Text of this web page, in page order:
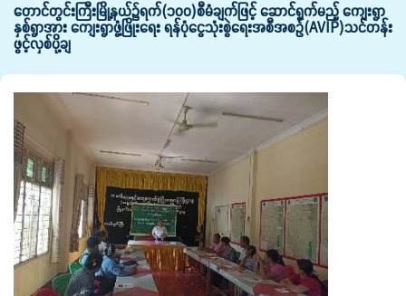
တောင်တွင်းကြီးမြို့နယ်၌ရက်(၁၀၀)စီမံချက်ဖြင့် ဆောင်ရွက်မည့် ကျေးရွာ
နှစ်ရွာအား ကျေးရွာဖွံ့ဖြိုးရေး ရန်ပုံငွေသုံးစွဲရေးအစီအစဉ်(AVIP)သင်တန်း
ဖွင့်လှစ်ပို့ချ